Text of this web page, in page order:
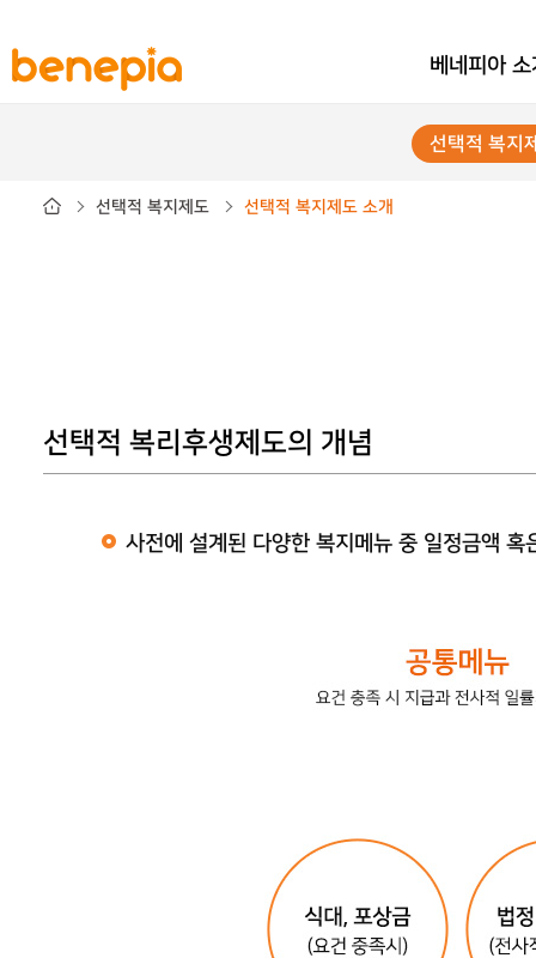
베네피아 소
선택적 복지
선택적 복지제도 선택적 복지제도 소개
선택적 복리후생제도의 개념
사전에 설계된 다양한 복지메뉴 중 일정금액